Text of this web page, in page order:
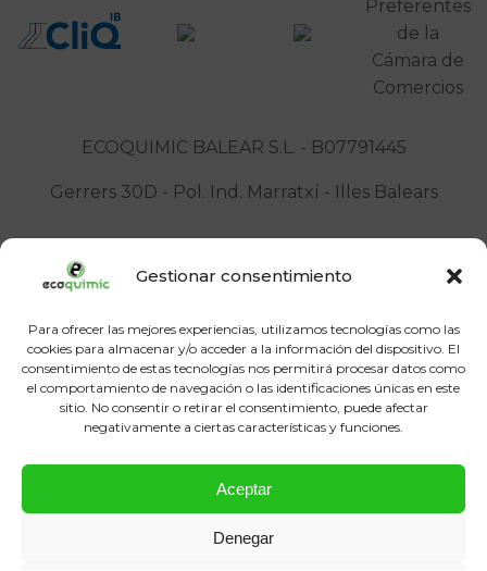
Gestionar consentimiento
Para ofrecer las mejores experiencias, utilizamos tecnologías como las
cookies para almacenar y/o acceder a la información del dispositivo. El
consentimiento de estas tecnologías nos permitirá procesar datos como
el comportamiento de navegación o las identificaciones únicas en este
sitio. No consentir o retirar el consentimiento, puede afectar
negativamente a ciertas características y funciones.
Aceptar
Denegar
ECOQUIMIC BALEAR S.L. - B07791445
Gerrers 30D - Pol. Ind. Marratxí - Illes Balears
ecoquimic@ecoquimic.com
(+34) 971 60 50 90
AVISO LEGAL